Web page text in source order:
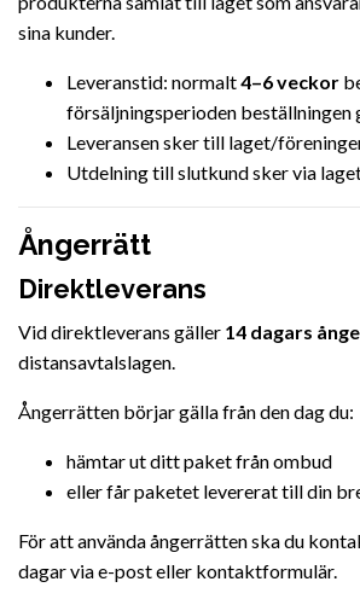
sina kunder.
Leveranstid: normalt4–6 veckor
försäljningsperioden beställningen
Leveransen sker till laget/
Utdelning till slutkund sker via
Ångerrätt
Direktleverans
Vid direktleverans gäller 14 dagars
distansavtalslagen.
Ångerrätten börjar gälla från den dag du:
hämtar ut ditt paket från ombud
eller får paketet levererat till din
För att använda ångerrätten ska du
dagar via e-post eller kontaktformulär.